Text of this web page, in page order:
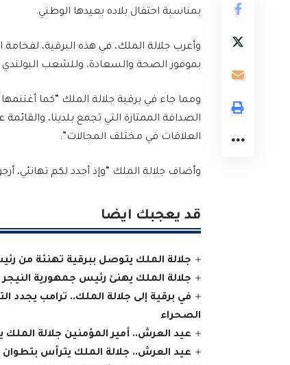
بمناسبة احتفال بلاده بعيدها الوطني.
وأعرب جلالة الملك، في هذه البرقية،
بموفور الصحة والسعادة، وللشعب البولندي
ومما جاء في برقية جلالة الملك “كما
الصداقة الممتازة التي تجمع بلدينا، والقائمة
العلاقات في مختلف المجالات”.
وأضاف جلالة الملك “وإذ أجدد لكم تهانئي،
قد يعجبك ايضا
جلالة الملك يتوصل ببرقية تهنئة من
جلالة الملك يهنئ رئيس جمهورية النيجر
في برقية إلى جلالة الملك.. ترامب يجدد
الصحراء
عيد العرش.. أمير المؤمنين جلالة
عيد العرش.. جلالة الملك يترأس